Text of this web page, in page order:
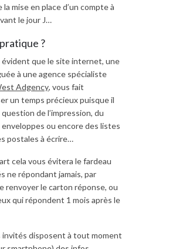
la mise en place d’un compte à
le jour J…
?
évident que le site internet, une
à une agence spécialiste
Adgency, vous fait
un temps précieux puisque il
question de l’impression, du
enveloppes ou encore des listes
postales à écrire…
cela vous évitera le fardeau
ne répondant jamais, par
renvoyer le carton réponse, ou
qui répondent 1 mois après le
invités disposent à tout moment